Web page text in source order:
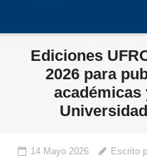
Ediciones
2026 para
académicas
14 Mayo 2026 Escrito